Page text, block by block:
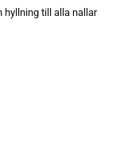
hyllning till alla nallar